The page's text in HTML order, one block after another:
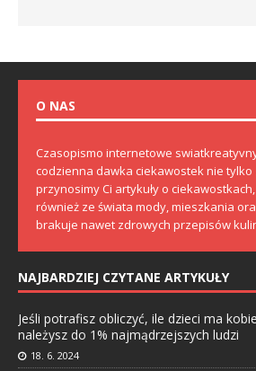
O NAS
Czasopismo internetowe
codzienna dawka ciekawostek nie tylko
przynosimy Ci artykuły o
również ze świata mody, mieszkania
brakuje nawet zdrowych przepisów
NAJBARDZIEJ CZYTANE ARTYKUŁY
Jeśli potrafisz obliczyć, ile dzieci ma
należysz do 1% najmądrzejszych ludzi
18. 6. 2024